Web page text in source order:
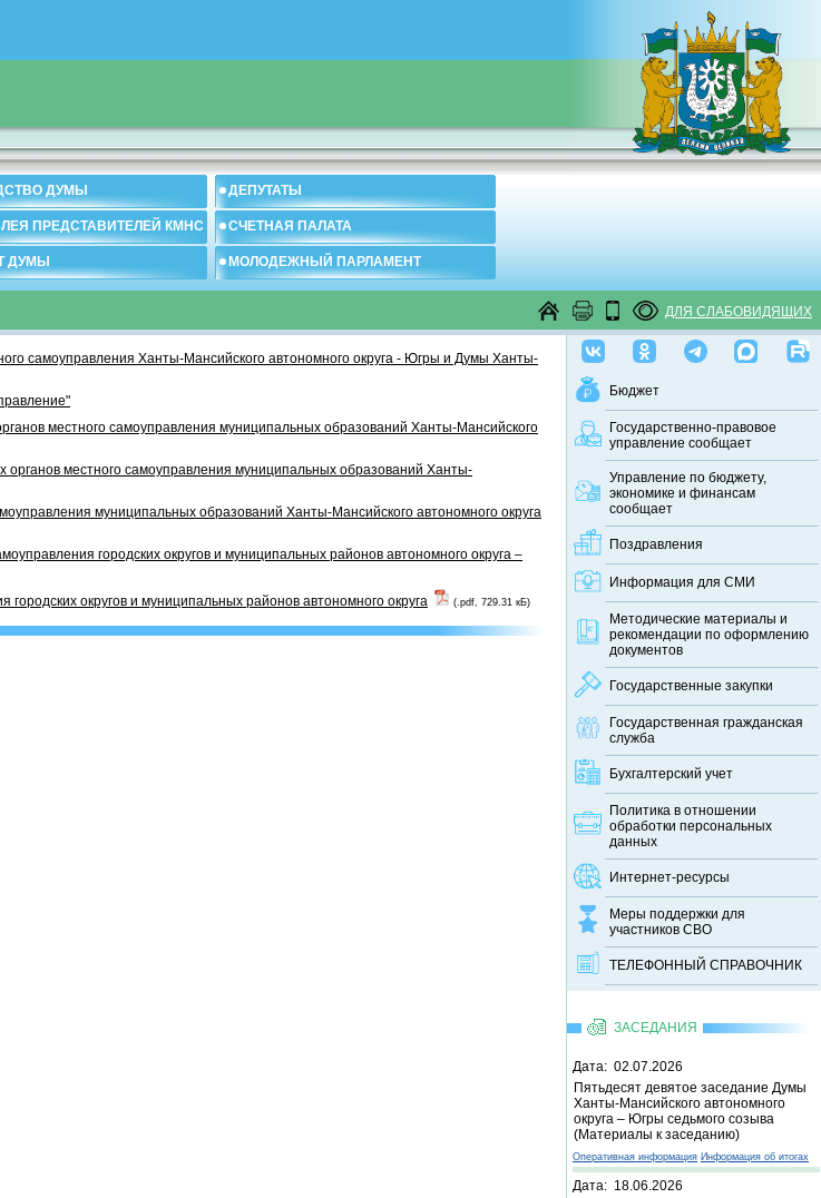
ДУМЫ ДЕПУТАТЫ
ПРЕДСТАВИТЕЛЕЙ КМНС СЧЕТНАЯ ПАЛАТА
ДУМЫ МОЛОДЕЖНЫЙ ПАРЛАМЕНТ
ДЛЯ СЛАБОВИДЯЩИХ
Бюджет
Государственно-правовое
управление сообщает
Управление по бюджету,
экономике и финансам
сообщает
Поздравления
Информация для СМИ
Методические материалы и
рекомендации по оформлению
документов
Государственные закупки
Государственная гражданская
служба
Бухгалтерский учет
Политика в отношении
обработки персональных
данных
Интернет-ресурсы
Меры поддержки для
участников СВО
ТЕЛЕФОННЫЙ CПРАВОЧНИК
ЗАСЕДАНИЯ
Дата: 02.07.2026
Пятьдесят девятое заседание Думы
Ханты-Мансийского автономного
округа – Югры седьмого созыва
(Материалы к заседанию)
Оперативная информация Информация об итогах
Дата: 18.06.2026
самоуправления Ханты-Мансийского автономного округа - Югры и Думы Ханты-
местного самоуправления муниципальных образований Ханты-Мансийского
органов местного самоуправления муниципальных образований Ханты-
муниципальных образований Ханты-Мансийского автономного округа
городских округов и муниципальных районов автономного округа –
округов и муниципальных районов автономного округа
(.pdf, 729.31 кБ)